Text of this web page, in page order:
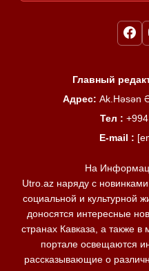
Главный
Адрес: Ak.Həsən
Тел :
E-mail :
На
Utro.az наряду с
социальной и культурной
доносятся интересные
странах Кавказа, а также
портале освещаются
рассказывающие о